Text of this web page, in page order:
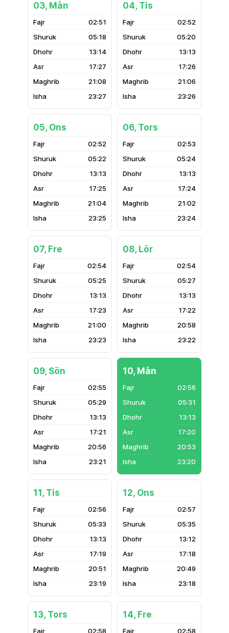
03, Mån
02:51
05:18
13:14
17:27
21:08
23:27
04, Tis
02:52
05:20
13:13
17:26
21:06
23:26
05, Ons
02:52
05:22
13:13
17:25
21:04
23:25
06, Tors
02:53
05:24
13:13
17:24
21:02
23:24
07, Fre
02:54
05:25
13:13
17:23
21:00
23:23
08, Lör
02:54
05:27
13:13
17:22
20:58
23:22
09, Sön
02:55
05:29
13:13
17:21
20:56
23:21
10, Mån
02:56
05:31
13:13
17:20
20:53
23:20
11, Tis
02:56
05:33
13:13
17:19
20:51
23:19
12, Ons
02:57
05:35
13:12
17:18
20:49
23:18
13, Tors
02:58
14, Fre
02:58